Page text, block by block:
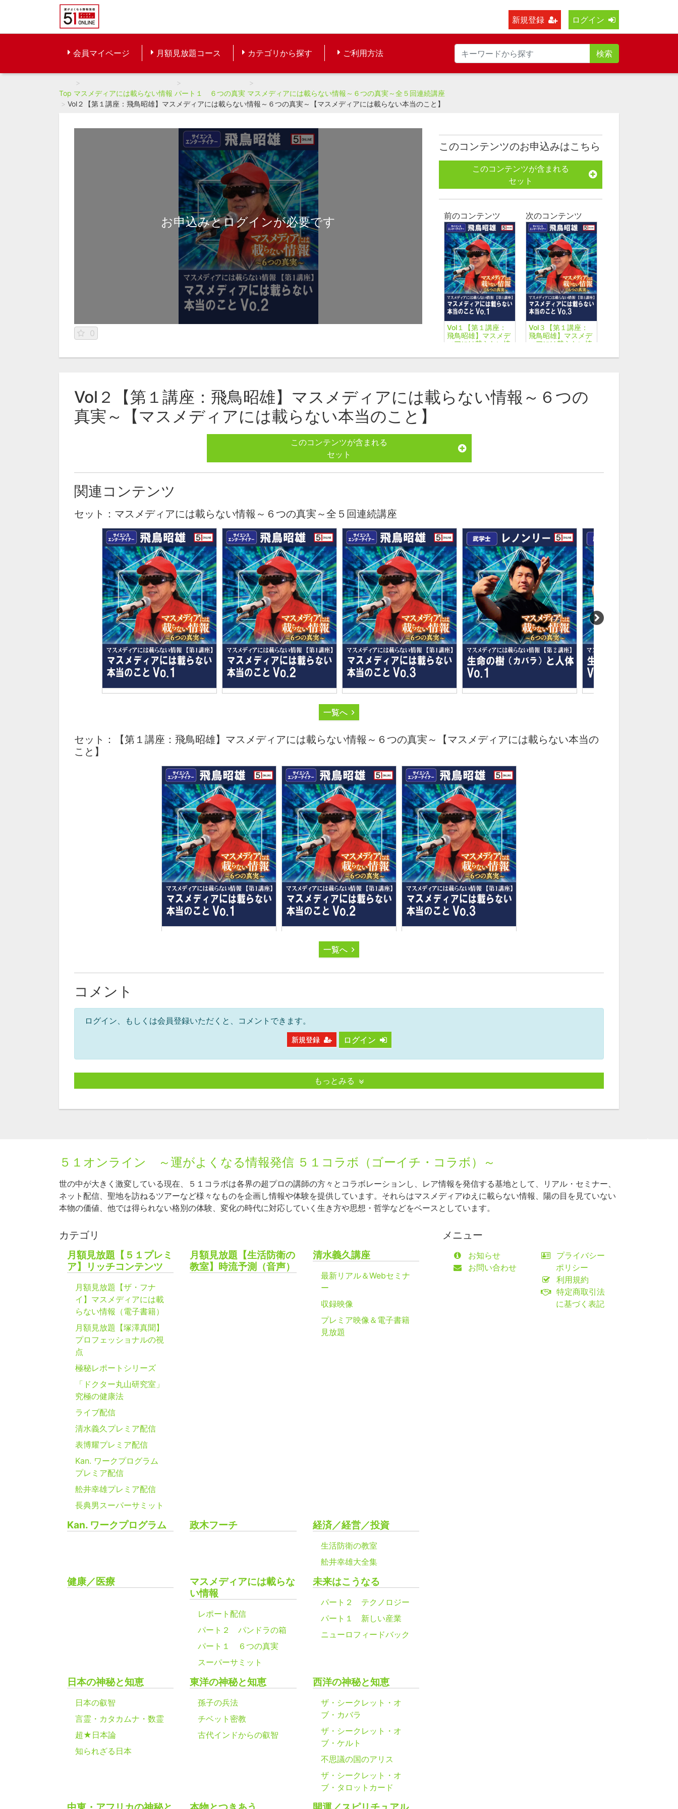
新規登録 ログイン
会員マイページ 月額見放題コース カテゴリから探す ご利用方法 検索
Top マスメディアには載らない情報 パート１ ６つの真実 マスメディアには載らない情報～６つの真実～全５回連続講座
Vol２【第１講座：飛鳥昭雄】マスメディアには載らない情報～６つの真実～【マスメディアには載らない本当のこと】
お申込みとログインが必要です
0
このコンテンツのお申込みはこちら
このコンテンツが含まれる
セット
前のコンテンツ
Vol１【第１講座：
飛鳥昭雄】マスメデ
ィアには載らない情
【マスメディアには
次のコンテンツ
Vol３【第１講座：
飛鳥昭雄】マスメデ
ィアには載らない情
【マスメディアには
講師名から探す
Vol２【第１講座：飛鳥昭雄】マスメディアには載らない情報～６つの
真実～【マスメディアには載らない本当のこと】
このコンテンツが含まれる
セット
関連コンテンツ
セット：マスメディアには載らない情報～６つの真実～全５回連続講座
一覧へ
セット：【第１講座：飛鳥昭雄】マスメディアには載らない情報～６つの真実～【マスメディアには載らない本当の
こと】
一覧へ
コメント
ログイン、もしくは会員登録いただくと、コメントできます。
新規登録 ログイン
もっとみる
５１オンライン ～運がよくなる情報発信 ５１コラボ（ゴーイチ・コラボ）～
世の中が大きく激変している現在、５１コラボは各界の超プロの講師の方々とコラボレーションし、レア情報を発信する基地として、リアル・セミナー、
ネット配信、聖地を訪ねるツアーなど様々なものを企画し情報や体験を提供しています。それらはマスメディアゆえに載らない情報、陽の目を見ていない
本物の価値、他では得られない格別の体験、変化の時代に対応していく生き方や思想・哲学などをベースとしています。
カテゴリ
月額見放題【５１プレミ
ア】リッチコンテンツ
月額見放題【ザ・フナ
イ】マスメディアには載
らない情報（電子書籍）
月額見放題【塚澤真聞】
プロフェッショナルの視
点
極秘レポートシリーズ
「ドクター丸山研究室」
究極の健康法
ライブ配信
清水義久プレミア配信
表博耀プレミア配信
Kan. ワークプログラム
プレミア配信
舩井幸雄プレミア配信
長典男スーパーサミット
月額見放題【生活防衛の
教室】時流予測（音声）
清水義久講座
最新リアル＆Webセミナ
ー
収録映像
プレミア映像＆電子書籍
見放題
Kan. ワークプログラム 政木フーチ 経済／経営／投資
生活防衛の教室
舩井幸雄大全集
健康／医療
マスメディアには載らな
い情報
レポート配信
パート２ パンドラの箱
パート１ ６つの真実
スーパーサミット
未来はこうなる
パート２ テクノロジー
パート１ 新しい産業
ニューロフィードバック
日本の神秘と知恵
日本の叡智
言霊・カタカムナ・数霊
超★日本論
知られざる日本
東洋の神秘と知恵
孫子の兵法
チベット密教
古代インドからの叡智
西洋の神秘と知恵
ザ・シークレット・オ
ブ・カバラ
ザ・シークレット・オ
ブ・ケルト
不思議の国のアリス
ザ・シークレット・オ
ブ・タロットカード
メニュー
お知らせ
お問い合わせ
プライバシー
ポリシー
利用規約
特定商取引法
に基づく表記